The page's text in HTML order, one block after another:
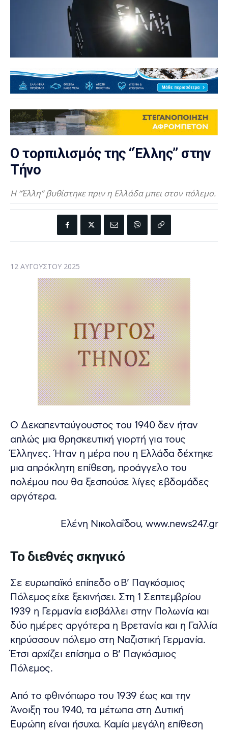
Ο τορπιλισμός της “Έλλης” στην
Τήνο
Η “Έλλη” βυθίστηκε πριν η Ελλάδα μπει στον πόλεμο.
12 ΑΥΓΟΎΣΤΟΥ 2025
Ο Δεκαπενταύγουστος του 1940 δεν ήταν
απλώς μια θρησκευτική γιορτή για τους
Έλληνες. Ήταν η μέρα που η Ελλάδα δέχτηκε
μια απρόκλητη επίθεση, προάγγελο του
πολέμου που θα ξεσπούσε λίγες εβδομάδες
αργότερα.
Eλένη Νικολαΐδου, www.news247.gr
Το διεθνές σκηνικό
Σε ευρωπαϊκό επίπεδο ο Β’ Παγκόσμιος
Πόλεμος είχε ξεκινήσει. Στη 1 Σεπτεμβρίου
1939 η Γερμανία εισβάλλει στην Πολωνία και
δύο ημέρες αργότερα η Βρετανία και η Γαλλία
κηρύσσουν πόλεμο στη Ναζιστική Γερμανία.
Έτσι αρχίζει επίσημα ο Β’ Παγκόσμιος
Πόλεμος.
Από το φθινόπωρο του 1939 έως και την
Άνοιξη του 1940, τα μέτωπα στη Δυτική
Ευρώπη είναι ήσυχα. Καμία μεγάλη επίθεση